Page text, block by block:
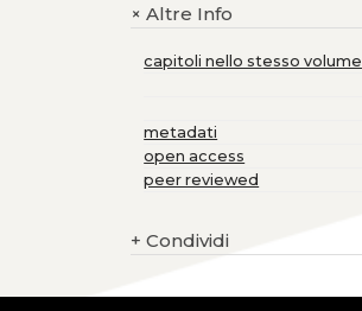
+Altre Info
capitoli nello stesso volume
metadati
open access
peer reviewed
+ Condividi